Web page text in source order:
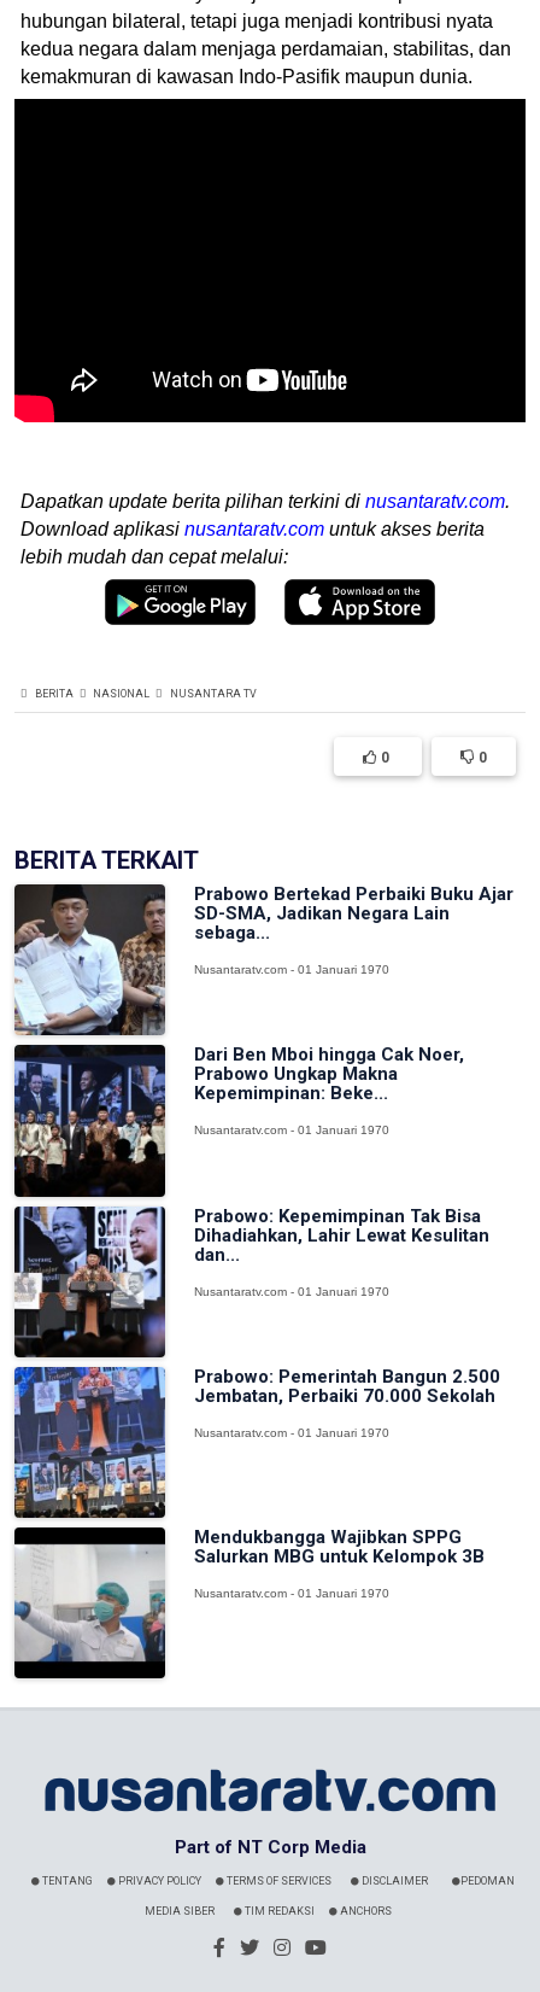
hubungan bilateral, tetapi juga menjadi kontribusi nyata
kedua negara dalam menjaga perdamaian, stabilitas, dan
kemakmuran di kawasan Indo-Pasifik maupun dunia.
Dapatkan update berita pilihan terkini di nusantaratv.com.
Download aplikasi nusantaratv.com untuk akses berita
lebih mudah dan cepat melalui:
BERITA NASIONAL NUSANTARA TV
0 0
BERITA TERKAIT
Prabowo Bertekad Perbaiki Buku Ajar
SD-SMA, Jadikan Negara Lain
sebaga...
Nusantaratv.com - 01 Januari 1970
Dari Ben Mboi hingga Cak Noer,
Prabowo Ungkap Makna
Kepemimpinan: Beke...
Nusantaratv.com - 01 Januari 1970
Prabowo: Kepemimpinan Tak Bisa
Dihadiahkan, Lahir Lewat Kesulitan
dan...
Nusantaratv.com - 01 Januari 1970
Prabowo: Pemerintah Bangun 2.500
Jembatan, Perbaiki 70.000 Sekolah
Nusantaratv.com - 01 Januari 1970
Mendukbangga Wajibkan SPPG
Salurkan MBG untuk Kelompok 3B
Nusantaratv.com - 01 Januari 1970
Part of NT Corp Media
TENTANG PRIVACY POLICY TERMS OF SERVICES DISCLAIMER PEDOMAN
MEDIA SIBER TIM REDAKSI ANCHORS